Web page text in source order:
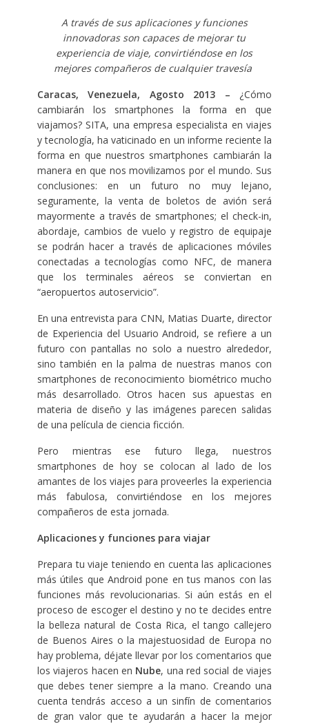
A través de sus aplicaciones y funciones
innovadoras son capaces de mejorar tu
experiencia de viaje, convirtiéndose en los
mejores compañeros de cualquier travesía
Caracas, Venezuela, Agosto 2013 – ¿Cómo
cambiarán los smartphones la forma en que
viajamos? SITA, una empresa especialista en viajes
y tecnología, ha vaticinado en un informe reciente la
forma en que nuestros smartphones cambiarán la
manera en que nos movilizamos por el mundo. Sus
conclusiones: en un futuro no muy lejano,
seguramente, la venta de boletos de avión será
mayormente a través de smartphones; el check-in,
abordaje, cambios de vuelo y registro de equipaje
se podrán hacer a través de aplicaciones móviles
conectadas a tecnologías como NFC, de manera
que los terminales aéreos se conviertan en
“aeropuertos autoservicio”.
En una entrevista para CNN, Matias Duarte, director
de Experiencia del Usuario Android, se refiere a un
futuro con pantallas no solo a nuestro alrededor,
sino también en la palma de nuestras manos con
smartphones de reconocimiento biométrico mucho
más desarrollado. Otros hacen sus apuestas en
materia de diseño y las imágenes parecen salidas
de una película de ciencia ficción.
Pero mientras ese futuro llega, nuestros
smartphones de hoy se colocan al lado de los
amantes de los viajes para proveerles la experiencia
más fabulosa, convirtiéndose en los mejores
compañeros de esta jornada.
Aplicaciones y funciones para viajar
Prepara tu viaje teniendo en cuenta las aplicaciones
más útiles que Android pone en tus manos con las
funciones más revolucionarias. Si aún estás en el
proceso de escoger el destino y no te decides entre
la belleza natural de Costa Rica, el tango callejero
de Buenos Aires o la majestuosidad de Europa no
hay problema, déjate llevar por los comentarios que
los viajeros hacen en Nube, una red social de viajes
que debes tener siempre a la mano. Creando una
cuenta tendrás acceso a un sinfín de comentarios
de gran valor que te ayudarán a hacer la mejor